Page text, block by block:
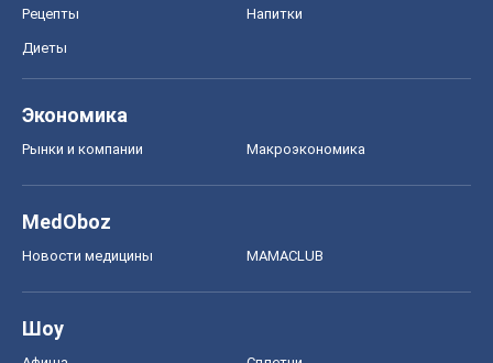
Рецепты Напитки
Диеты
Экономика
Рынки и компании Mакроэкономика
MedOboz
Новости медицины MAMACLUB
Шоу